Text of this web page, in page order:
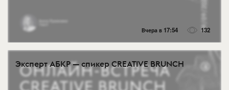
Вчера в 17:54 132
Эксперт АБКР — спикер CREATIVE BRUNCH